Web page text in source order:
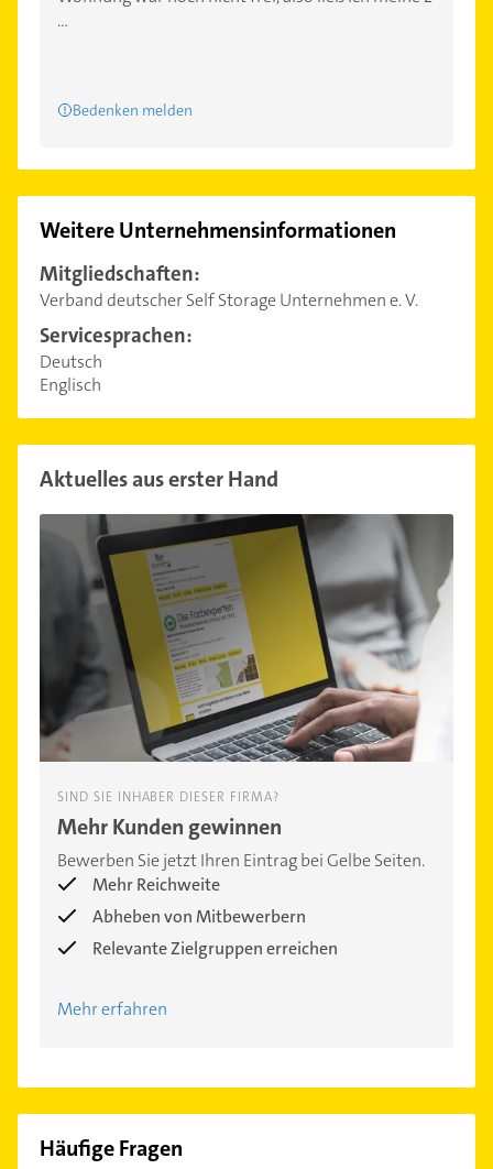
...
Bedenken melden
Weitere Unternehmensinformationen
Mitgliedschaften:
Verband deutscher Self Storage Unternehmen e. V.
Servicesprachen:
Deutsch
Englisch
Aktuelles aus erster Hand
SIND SIE INHABER DIESER FIRMA?
Mehr Kunden gewinnen
Bewerben Sie jetzt Ihren Eintrag bei Gelbe Seiten.
Mehr Reichweite
Abheben von Mitbewerbern
Relevante Zielgruppen erreichen
Mehr erfahren
Häufige Fragen